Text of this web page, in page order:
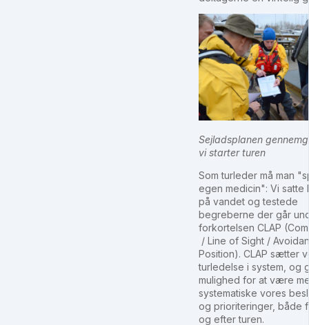
Sejladsplanen
vi starter turen
Som turleder må man
egen medicin": Vi satte
på vandet og testede
begreberne der går
forkortelsen CLAP
/ Line of Sight /
Position). CLAP sætter
turledelse i system, og
mulighed for at være
systematiske vores
og prioriteringer, både
og efter turen.